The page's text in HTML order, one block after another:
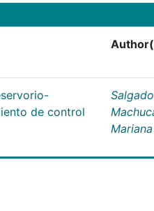
de control
Salgado
Mariana